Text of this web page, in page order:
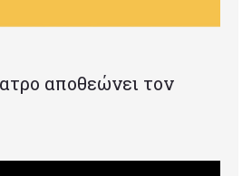
αποθεώνει τον